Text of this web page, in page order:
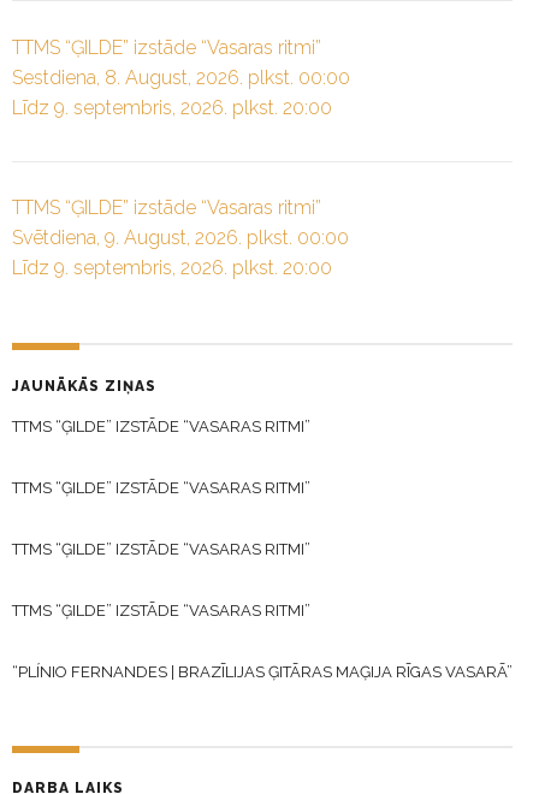
TTMS “ĢILDE” izstāde “Vasaras ritmi”
Sestdiena, 8. August, 2026. plkst. 00:00
Līdz 9. septembris, 2026. plkst. 20:00
TTMS “ĢILDE” izstāde “Vasaras ritmi”
Svētdiena, 9. August, 2026. plkst. 00:00
Līdz 9. septembris, 2026. plkst. 20:00
JAUNĀKĀS ZIŅAS
TTMS “ĢILDE” IZSTĀDE “VASARAS RITMI”
TTMS “ĢILDE” IZSTĀDE “VASARAS RITMI”
TTMS “ĢILDE” IZSTĀDE “VASARAS RITMI”
TTMS “ĢILDE” IZSTĀDE “VASARAS RITMI”
“PLÍNIO FERNANDES | BRAZĪLIJAS ĢITĀRAS MAĢIJA RĪGAS VASARĀ”
DARBA LAIKS